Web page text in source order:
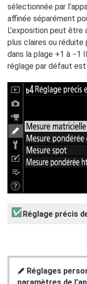
sélectionnée par
affinée séparément
L’exposition peut
plus claires ou réduite
dans la plage +1 à −1
réglage par défaut est
Réglage précis
A Réglages